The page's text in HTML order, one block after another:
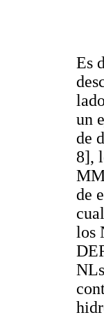
Es
un
de
8],
de
los